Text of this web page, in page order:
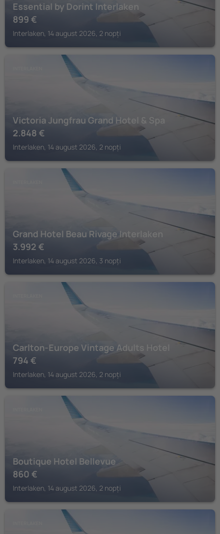
Essential by Dorint Interlaken
899 €
Interlaken, 14 august 2026, 2 nopți
Victoria Jungfrau Grand Hotel & Spa
2.848 €
Interlaken, 14 august 2026, 2 nopți
Grand Hotel Beau Rivage Interlaken
3.992 €
Interlaken, 14 august 2026, 3 nopți
Carlton-Europe Vintage Adults Hotel
794 €
Interlaken, 14 august 2026, 2 nopți
Boutique Hotel Bellevue
860 €
Interlaken, 14 august 2026, 2 nopți